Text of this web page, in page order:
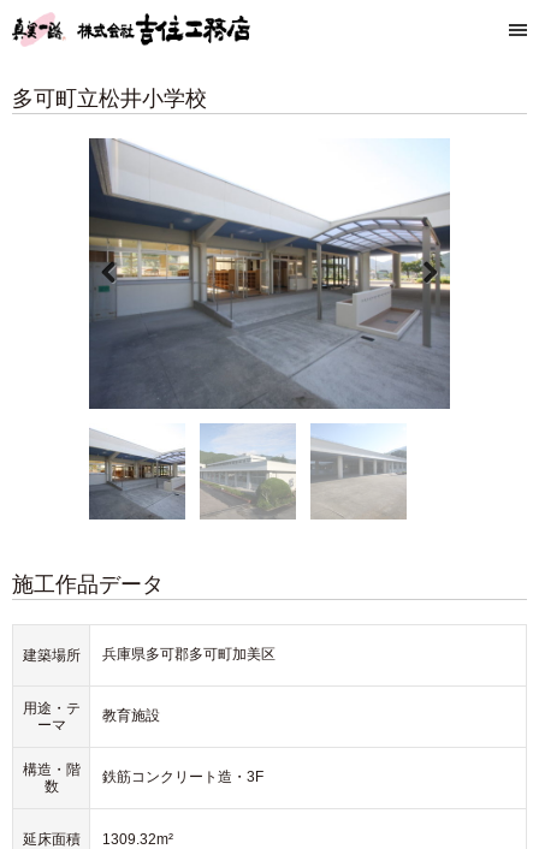
多可町立松井小学校
Previous Next
施工作品データ
建築場所 兵庫県多可郡多可町加美区
用途・テ
ーマ
教育施設
構造・階
数
鉄筋コンクリート造・3F
延床面積 1309.32m²